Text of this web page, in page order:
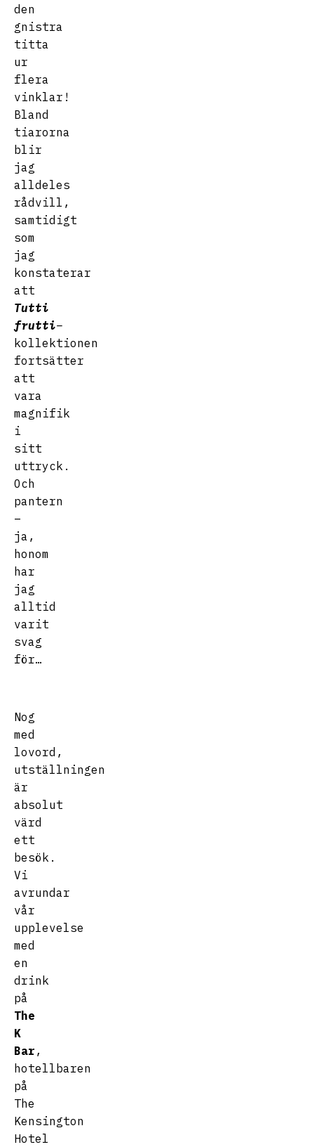
den
gnistra
titta
ur
flera
vinklar!
Bland
tiarorna
blir
jag
alldeles
rådvill,
samtidigt
som
jag
konstaterar
att
Tutti
frutti–
kollektionen
fortsätter
att
vara
magnifik
i
sitt
uttryck.
Och
pantern
–
ja,
honom
har
jag
alltid
varit
svag
för…
Nog
med
lovord,
utställningen
är
absolut
värd
ett
besök.
Vi
avrundar
vår
upplevelse
med
en
drink
på
The
K
Bar ,
hotellbaren
på
The
Kensington
Hotel